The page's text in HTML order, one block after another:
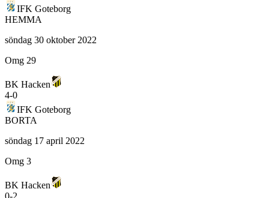
IFK Goteborg
HEMMA
söndag 30 oktober 2022
Omg 29
BK Hacken
4-0
IFK Goteborg
BORTA
söndag 17 april 2022
Omg 3
BK Hacken
0-2